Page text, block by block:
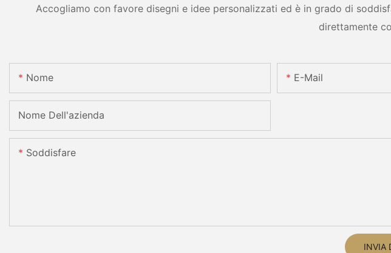
Accogliamo con favore disegni e idee personalizzati ed è in grado di
direttamente
Nome E-Mail
Nome Dell'azienda
Soddisfare
INVIA